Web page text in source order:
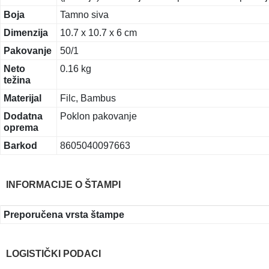
Boja
Tamno siva
Dimenzija
10.7 x 10.7 x 6 cm
Pakovanje
50/1
Neto
težina
0.16 kg
Materijal
Filc, Bambus
Dodatna
oprema
Poklon pakovanje
Barkod 8605040097663
INFORMACIJE O ŠTAMPI
Preporučena vrsta štampe
LOGISTIČKI PODACI